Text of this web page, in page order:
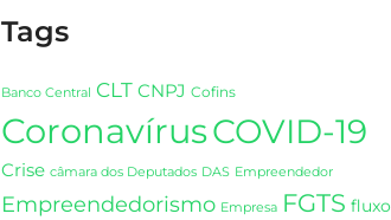
Tags
Banco Central CLT CNPJ Cofins
CoronavírusCOVID-19
Crise câmara dos Deputados DAS Empreendedor
Empreendedorismo Empresa FGTS fluxo